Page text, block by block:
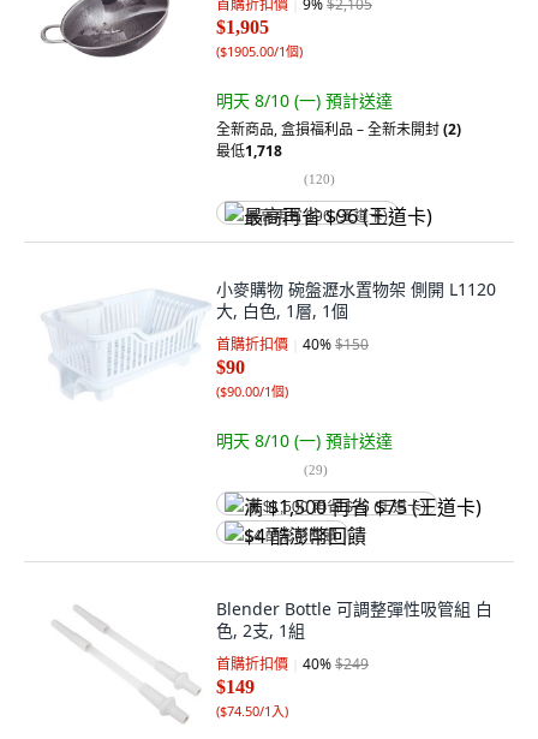
首購折扣價 9%$2,105
$1,905
($1905.00/1個)
明天 8/10 (一) 預計送達
全新商品,盒損福利品 – 全新未開封(2)
最低1,718
(120)
最高再省 $96 (王道卡)
小麥購物 碗盤瀝水置物架 側開 L1120
大, 白色, 1層, 1個
首購折扣價 40%$150
$90
($90.00/1個)
明天 8/10 (一) 預計送達
(29)
满 $1,500 再省 $75 (王道卡)
$4 酷澎幣回饋
Blender Bottle 可調整彈性吸管組 白
色, 2支, 1組
首購折扣價 40%$249
$149
($74.50/1入)